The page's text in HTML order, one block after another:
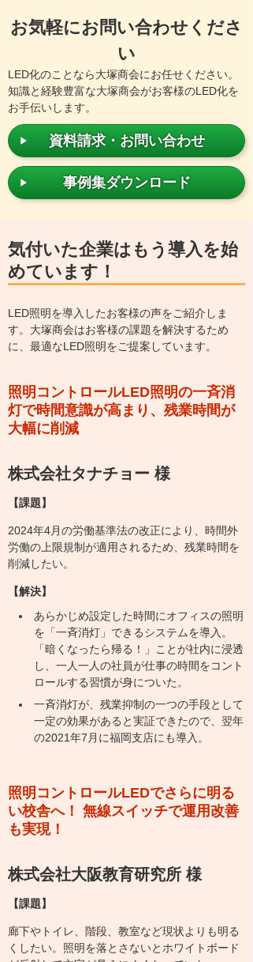
お気軽にお問い合わせくださ
い
LED化のことなら大塚商会にお任せください。
知識と経験豊富な大塚商会がお客様のLED化を
お手伝いします。
資料請求・お問い合わせ
事例集ダウンロード
気付いた企業はもう導入を始
めています！
LED照明を導入したお客様の声をご紹介しま
す。大塚商会はお客様の課題を解決するため
に、最適なLED照明をご提案しています。
照明コントロールLED照明の一斉消
灯で時間意識が高まり、残業時間が
大幅に削減
株式会社タナチョー 様
【課題】
2024年4月の労働基準法の改正により、時間外
労働の上限規制が適用されるため、残業時間を
削減したい。
【解決】
あらかじめ設定した時間にオフィスの照明
を「一斉消灯」できるシステムを導入。
「暗くなったら帰る！」ことが社内に浸透
し、一人一人の社員が仕事の時間をコント
ロールする習慣が身についた。
一斉消灯が、残業抑制の一つの手段として
一定の効果があると実証できたので、翌年
の2021年7月に福岡支店にも導入。
照明コントロールLEDでさらに明る
い校舎へ！ 無線スイッチで運用改善
も実現！
株式会社大阪教育研究所 様
【課題】
廊下やトイレ、階段、教室など現状よりも明る
くしたい。照明を落とさないとホワイトボード